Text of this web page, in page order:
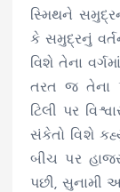
સ્મિથને
કે સમુદ્રનું
વિશે તેના
તરત જ તેના
ટિલી પર
સંકેતો વિશે
બીચ પર
પછી, સુનામી